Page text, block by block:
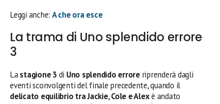
Leggi anche: A che ora esce
La trama di Uno splendido errore
3
Lastagione 3 di Uno splendido erroreriprenderà dagli
eventi sconvolgenti del finale precedente, quando il
delicato equilibrio tra Jackie, Cole e Alexè andato